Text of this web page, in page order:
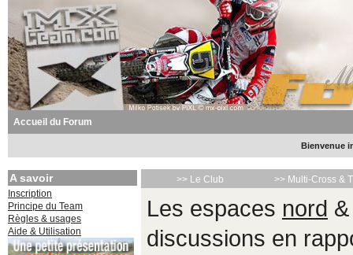
Accueil du Forum
Bienvenue
A savoir
Inscription
Principe du Team
Règles & usages
Aide & Utilisation
>> Le Club >> Multi-Cross &
Les espaces nord
discussions en